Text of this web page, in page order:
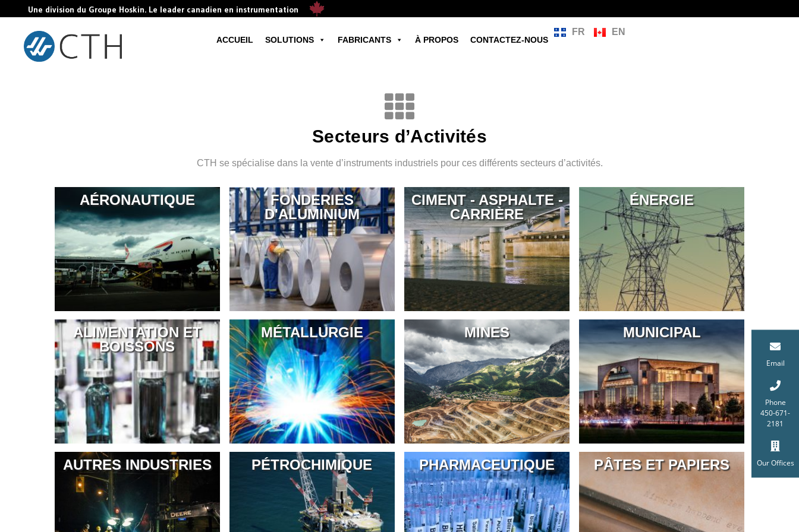
Email
Phone
450-671-
2181
Our Offices
Une division du Groupe Hoskin. Le leader canadien en instrumentation
ACCUEIL SOLUTIONS FABRICANTS À PROPOS CONTACTEZ-NOUS
FR EN
Secteurs d’Activités
CTH se spécialise dans la vente d’instruments industriels pour ces différents secteurs d’activités.
AÉRONAUTIQUE
FONDERIES
D'ALUMINIUM
CIMENT - ASPHALTE -
CARRIÈRE
ÉNERGIE
ALIMENTATION ET
BOISSONS
MÉTALLURGIE MINES MUNICIPAL
AUTRES INDUSTRIES PÉTROCHIMIQUE PHARMACEUTIQUE PÂTES ET PAPIERS